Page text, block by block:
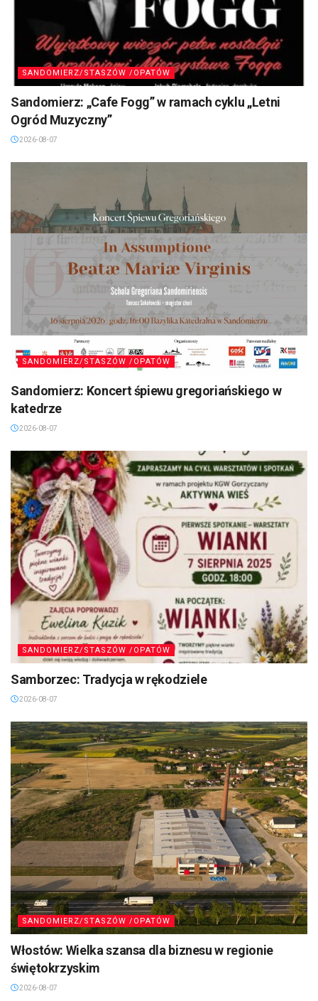
SANDOMIERZ/STASZÓW /OPATÓW
Sandomierz: „Cafe Fogg” w ramach cyklu „Letni
Ogród Muzyczny”
2026-08-07
SANDOMIERZ/STASZÓW /OPATÓW
Sandomierz: Koncert śpiewu gregoriańskiego w
katedrze
2026-08-07
SANDOMIERZ/STASZÓW /OPATÓW
Samborzec: Tradycja w rękodziele
2026-08-07
SANDOMIERZ/STASZÓW /OPATÓW
Włostów: Wielka szansa dla biznesu w regionie
świętokrzyskim
2026-08-07